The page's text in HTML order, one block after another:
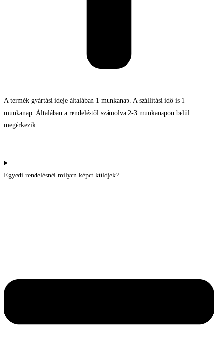
A termék gyártási ideje általában 1 munkanap. A szállítási idő is 1
munkanap. Általában a rendeléstől számolva 2-3 munkanapon belül
megérkezik.
Egyedi rendelésnél milyen képet küldjek?